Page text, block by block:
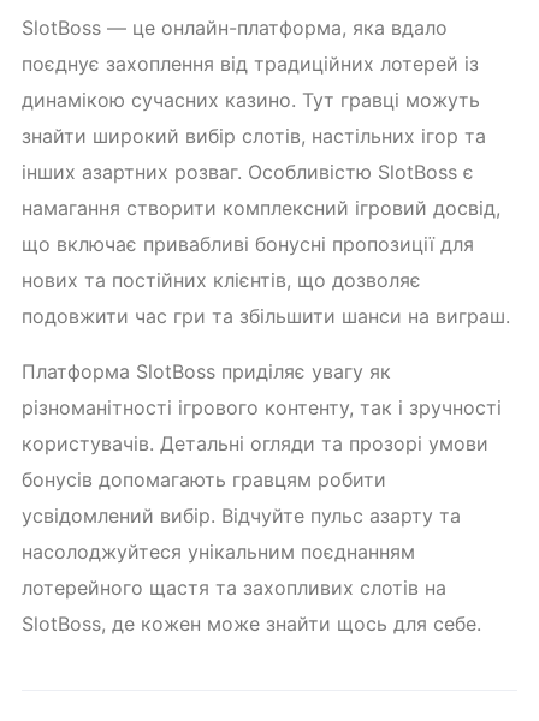
SlotBoss — це онлайн-платформа, яка вдало
поєднує захоплення від традиційних лотерей із
динамікою сучасних казино. Тут гравці можуть
знайти широкий вибір слотів, настільних ігор та
інших азартних розваг. Особливістю SlotBoss є
намагання створити комплексний ігровий досвід,
що включає привабливі бонусні пропозиції для
нових та постійних клієнтів, що дозволяє
подовжити час гри та збільшити шанси на виграш.
Платформа SlotBoss приділяє увагу як
різноманітності ігрового контенту, так і зручності
користувачів. Детальні огляди та прозорі умови
бонусів допомагають гравцям робити
усвідомлений вибір. Відчуйте пульс азарту та
насолоджуйтеся унікальним поєднанням
лотерейного щастя та захопливих слотів на
SlotBoss, де кожен може знайти щось для себе.